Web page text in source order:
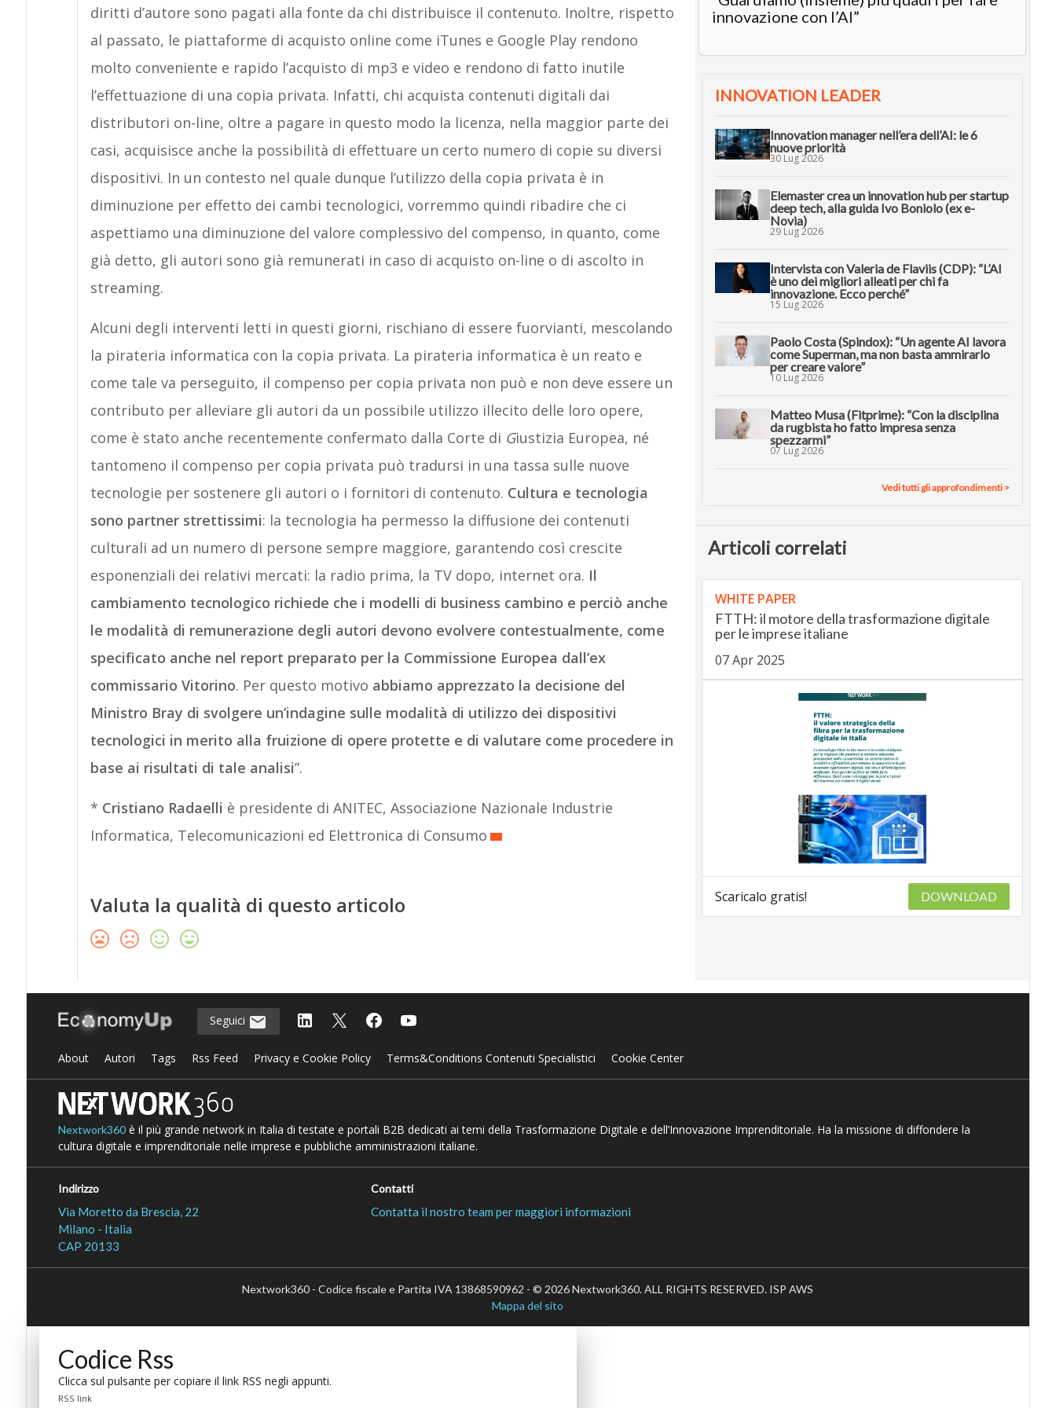
diritti d’autore sono pagati alla fonte da chi distribuisce il contenuto. Inoltre, rispetto
al passato, le piattaforme di acquisto online come iTunes e Google Play rendono
molto conveniente e rapido l’acquisto di mp3 e video e rendono di fatto inutile
l’effettuazione di una copia privata. Infatti, chi acquista contenuti digitali dai
distributori on-line, oltre a pagare in questo modo la licenza, nella maggior parte dei
casi, acquisisce anche la possibilità di effettuare un certo numero di copie su diversi
dispositivi. In un contesto nel quale dunque l’utilizzo della copia privata è in
diminuzione per effetto dei cambi tecnologici, vorremmo quindi ribadire che ci
aspettiamo una diminuzione del valore complessivo del compenso, in quanto, come
già detto, gli autori sono già remunerati in caso di acquisto on-line o di ascolto in
streaming.
Alcuni degli interventi letti in questi giorni, rischiano di essere fuorvianti, mescolando
la pirateria informatica con la copia privata. La pirateria informatica è un reato e
come tale va perseguito, il compenso per copia privata non può e non deve essere un
contributo per alleviare gli autori da un possibile utilizzo illecito delle loro opere,
come è stato anche recentemente confermato dalla Corte di Giustizia Europea, né
tantomeno il compenso per copia privata può tradursi in una tassa sulle nuove
tecnologie per sostenere gli autori o i fornitori di contenuto. Cultura e tecnologia
sono partner strettissimi: la tecnologia ha permesso la diffusione dei contenuti
culturali ad un numero di persone sempre maggiore, garantendo così crescite
esponenziali dei relativi mercati: la radio prima, la TV dopo, internet ora. Il
cambiamento tecnologico richiede che i modelli di business cambino e perciò anche
le modalità di remunerazione degli autori devono evolvere contestualmente, come
specificato anche nel report preparato per la Commissione Europea dall’ex
commissario Vitorino. Per questo motivo abbiamo apprezzato la decisione del
Ministro Bray di svolgere un’indagine sulle modalità di utilizzo dei dispositivi
tecnologici in merito alla fruizione di opere protette e di valutare come procedere in
base ai risultati di tale analisi”.
* Cristiano Radaelli è presidente di ANITEC, Associazione Nazionale Industrie
Informatica, Telecomunicazioni ed Elettronica di Consumo
Valuta la qualità di questo articolo
innovazione con l’AI”
INNOVATION LEADER
Innovation manager nell’era dell’AI: le 6
nuove priorità
30 Lug 2026
Elemaster crea un innovation hub per startup
deep tech, alla guida Ivo Boniolo (ex e-
Novia)
29 Lug 2026
Intervista con Valeria de Flaviis (CDP): “L’AI
è uno dei migliori alleati per chi fa
innovazione. Ecco perché”
15 Lug 2026
Paolo Costa (Spindox): “Un agente AI lavora
come Superman, ma non basta ammirarlo
per creare valore”
10 Lug 2026
Matteo Musa (Fitprime): “Con la disciplina
da rugbista ho fatto impresa senza
spezzarmi”
07 Lug 2026
Vedi tutti gli approfondimenti >
Articoli correlati
WHITE PAPER
FTTH: il motore della trasformazione digitale
per le imprese italiane
07 Apr 2025
Scaricalo gratis! DOWNLOAD
Seguici
About Autori Tags Rss Feed Privacy e Cookie Policy Terms&Conditions Contenuti Specialistici Cookie Center
Nextwork360è il più grande network in Italia di testate e portali B2B dedicati ai temi della Trasformazione Digitale e dell’Innovazione Imprenditoriale. Ha la missione di diffondere la
cultura digitale e imprenditoriale nelle imprese e pubbliche amministrazioni italiane.
Indirizzo
Via Moretto da Brescia, 22
Milano - Italia
CAP 20133
Contatti
Contatta il nostro team per maggiori informazioni
Nextwork360 - Codice fiscale e Partita IVA 13868590962 - © 2026 Nextwork360. ALL RIGHTS RESERVED. ISP AWS
Mappa del sito
Codice Rss
Clicca sul pulsante per copiare il link RSS negli appunti.
RSS link